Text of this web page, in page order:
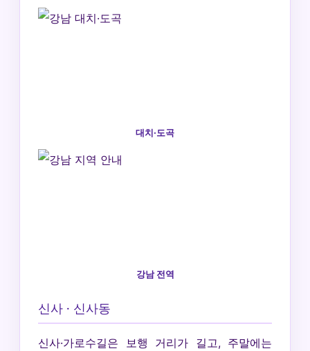
대치·도곡
강남 전역
신사 · 신사동
신사·가로수길은 보행 거리가 길고, 주말에는